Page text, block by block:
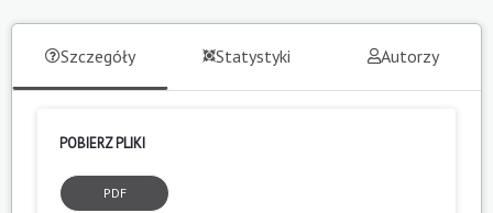
Szczegóły Statystyki Autorzy
POBIERZ PLIKI
PDF